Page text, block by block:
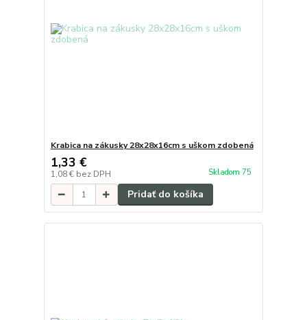
Krabica na zákusky 28x28x16cm s uškom zdobená
1,33 €
1,08 € bez DPH Skladom 75
Pridať do košíka